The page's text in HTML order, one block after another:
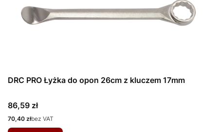
DRC PRO Łyżka do opon 26cm z kluczem 17mm
Cena
86,59 zł
Cena
70,40 złbez VAT